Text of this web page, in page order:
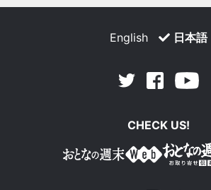
English 日本語
Twitter Facebook
CHECK US!